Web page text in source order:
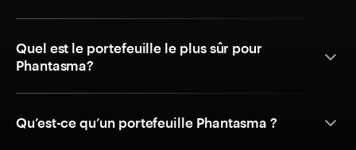
Quel est le portefeuille le plus sûr pour
Phantasma?
Qu’est-ce qu’un portefeuille Phantasma ?